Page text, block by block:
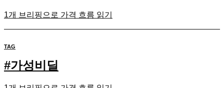
1개 브리핑으로 가격 흐름 읽기
TAG
#가성비딜